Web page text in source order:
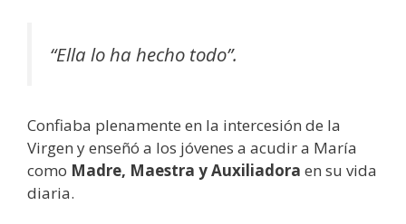
“Ella lo ha hecho todo”.
Confiaba plenamente en la intercesión de la
Virgen y enseñó a los jóvenes a acudir a María
como Madre, Maestra y Auxiliadora en su vida
diaria.